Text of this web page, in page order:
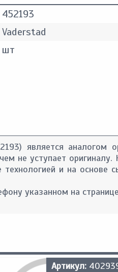
452193
Vaderstad
шт
является аналогом
не уступает
и на основе
указанном на странице
Артикул: